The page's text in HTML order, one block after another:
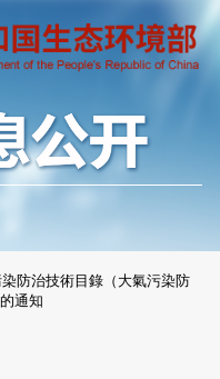
防治技術目錄（大氣污染防
通知